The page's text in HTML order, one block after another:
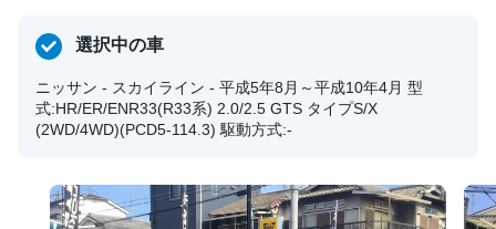
選択中の車
ニッサン - スカイライン - 平成5年8月～平成10年4月 型
式:HR/ER/ENR33(R33系) 2.0/2.5 GTS タイプS/X
(2WD/4WD)(PCD5-114.3) 駆動方式:-